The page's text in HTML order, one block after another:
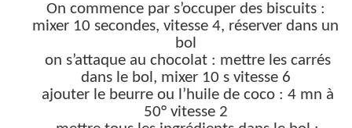
On commence par s’occuper des biscuits :
mixer 10 secondes, vitesse 4, réserver dans un
bol
on s’attaque au chocolat : mettre les carrés
dans le bol, mixer 10 s vitesse 6
ajouter le beurre ou l’huile de coco : 4 mn à
50° vitesse 2